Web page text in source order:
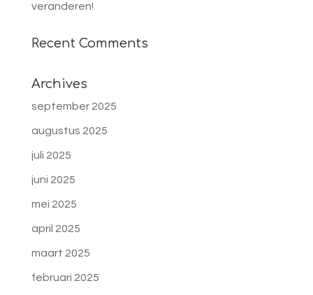
veranderen!
Recent Comments
Archives
september 2025
augustus 2025
juli 2025
juni 2025
mei 2025
april 2025
maart 2025
februari 2025